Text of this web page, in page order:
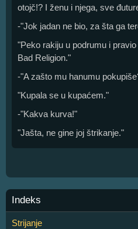
otojč!? I ženu i njega, sve
-"Jok jadan ne bio, za šta ga
"Peko rakiju u podrumu i
Bad Religion."
-"A zašto mu hanumu
"Kupala se u kupaćem."
-"Kakva kurva!"
"Jašta, ne gine joj štrikanje."
Indeks
Strijanje